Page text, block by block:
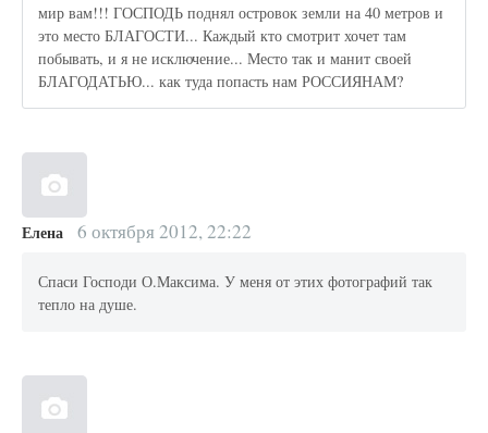
мир вам!!! ГОСПОДЬ поднял островок земли на 40 метров и
это место БЛАГОСТИ... Каждый кто смотрит хочет там
побывать, и я не исключение... Место так и манит своей
БЛАГОДАТЬЮ... как туда попасть нам РОССИЯНАМ?
Елена 6 октября 2012, 22:22
Спаси Господи О.Максима. У меня от этих фотографий так
тепло на душе.